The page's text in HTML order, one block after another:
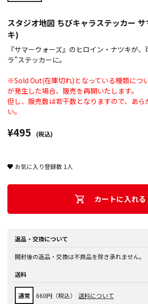
スタジオ地図 ちびキャラステッカー
キ)
『サマーウォーズ』のヒロイン・ナツキが
ラ”ステッカーに。
※Sold Out(在庫切れ)となっている種類につ
が発生した場合、販売を再開いたします。
但し、販売数は若干数となりますので、あら
い。
¥495 (税込)
お気に入り登録数 1 人
カートに入れる
返品・交換について
開封後の返品・交換は不良品を除き承れません。
送料
通常 660円（税込） 送料について